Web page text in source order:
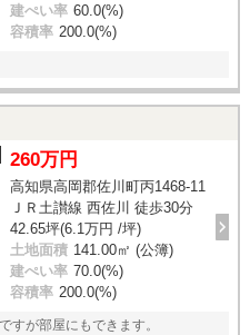
建ぺい率 60.0(%)
容積率 200.0(%)
260万円
高知県高岡郡佐川町丙1468-11
ＪＲ土讃線 西佐川 徒歩30分
42.65坪(6.1万円 /坪)
土地面積 141.00㎡ (公簿)
建ぺい率 70.0(%)
容積率 200.0(%)
すが部屋にもできます。